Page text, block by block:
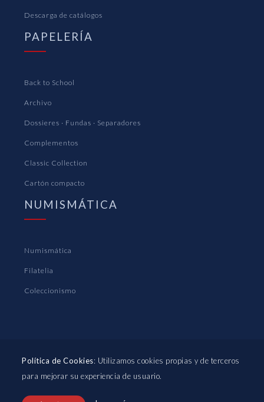
Descarga de catálogos
PAPELERÍA
Back to School
Archivo
Dossieres · Fundas · Separadores
Complementos
Classic Collection
Cartón compacto
NUMISMÁTICA
Numismática
Filatelia
Coleccionismo
PLÁSTICOS PARDO S.A. © 2022
legal
Política de Cookies: Utilizamos cookies propias y de terceros
para mejorar su experiencia de usuario.